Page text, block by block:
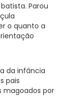
Parou
o quanto a
da infância
pais
magoados por